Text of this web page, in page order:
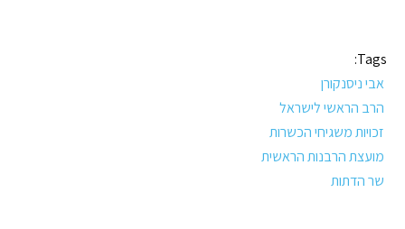
Tags:
אבי ניסנקורן
הרב הראשי לישראל
זכויות משגיחי הכשרות
מועצת הרבנות הראשית
שר הדתות